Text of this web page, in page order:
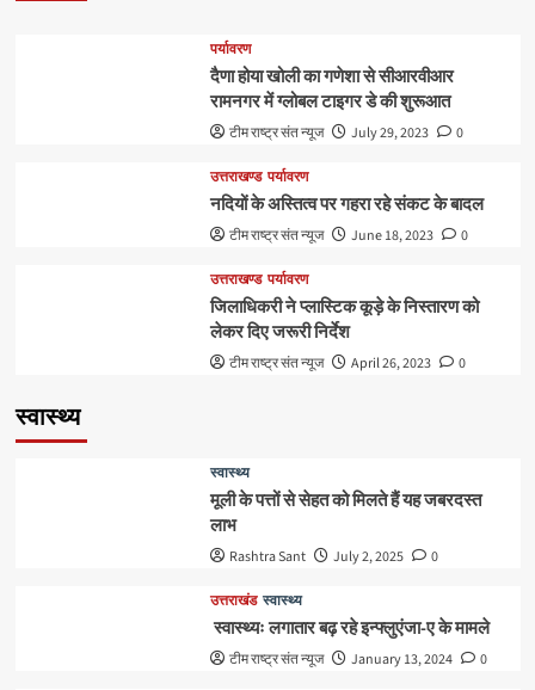
पर्यावरण
दैणा होया खोली का गणेशा से सीआरवीआर
रामनगर में ग्लोबल टाइगर डे की शुरूआत
टीम राष्ट्र संत न्यूज July 29, 2023 0
उत्तराखण्ड पर्यावरण
नदियों के अस्तित्व पर गहरा रहे संकट के बादल
टीम राष्ट्र संत न्यूज June 18, 2023 0
उत्तराखण्ड पर्यावरण
जिलाधिकरी ने प्लास्टिक कूड़े के निस्तारण को
लेकर दिए जरूरी निर्देश
टीम राष्ट्र संत न्यूज April 26, 2023 0
स्वास्थ्य
स्वास्थ्य
मूली के पत्तों से सेहत को मिलते हैं यह जबरदस्त
लाभ
Rashtra Sant July 2, 2025 0
उत्तराखंड स्वास्थ्य
स्वास्थ्यः लगातार बढ़ रहे इन्फ्लुएंजा-ए के मामले
टीम राष्ट्र संत न्यूज January 13, 2024 0